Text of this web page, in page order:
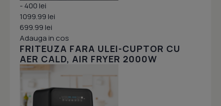
- 400 lei
1099.99 lei
699.99 lei
Adauga in cos
FRITEUZA FARA ULEI-CUPTOR CU
AER CALD, AIR FRYER 2000W